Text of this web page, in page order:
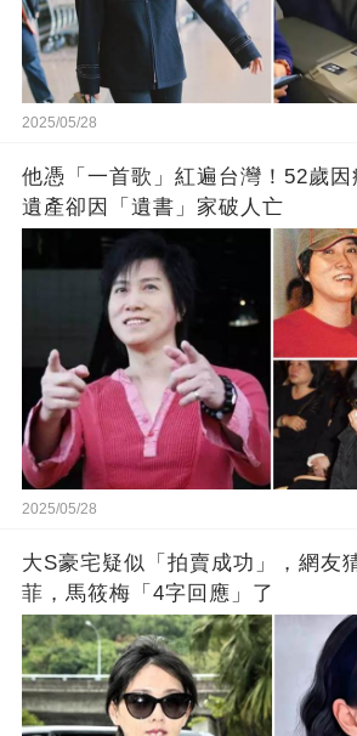
2025/05/28
他憑「一首歌」紅遍台灣！52歲
遺產卻因「遺書」家破人亡
2025/05/28
大S豪宅疑似「拍賣成功」，網友
菲，馬筱梅「4字回應」了